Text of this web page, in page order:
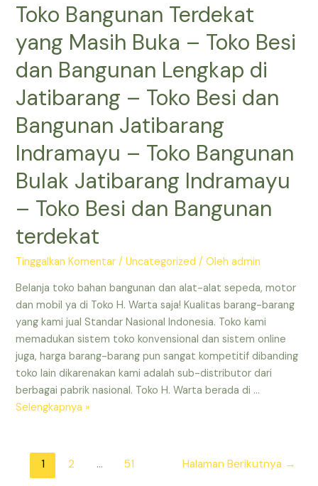
Indramayu
–
Bangunan
Indramayu
Bangunan
Murah
Terdekat
–
Toko
Besi
dan
Jatibarang
Indramayu
–
Toko
Bangunan
yang
Masih
Buka
Toko Bangunan Terdekat
yang Masih Buka – Toko Besi
dan Bangunan Lengkap di
Jatibarang – Toko Besi dan
Bangunan Jatibarang
Indramayu – Toko Bangunan
Bulak Jatibarang Indramayu
– Toko Besi dan Bangunan
terdekat
Tinggalkan Komentar /Uncategorized / Olehadmin
Belanja toko bahan bangunan dan alat-alat sepeda, motor
dan mobil ya di Toko H. Warta saja! Kualitas barang-barang
yang kami jual Standar Nasional Indonesia. Toko kami
memadukan sistem toko konvensional dan sistem online
juga, harga barang-barang pun sangat kompetitif dibanding
toko lain dikarenakan kami adalah sub-distributor dari
berbagai pabrik nasional. Toko H. Warta berada di …
Toko
yang
Masih
Selengkapnya »
Paginasi1 2 … 51 Halaman Berikutnya →